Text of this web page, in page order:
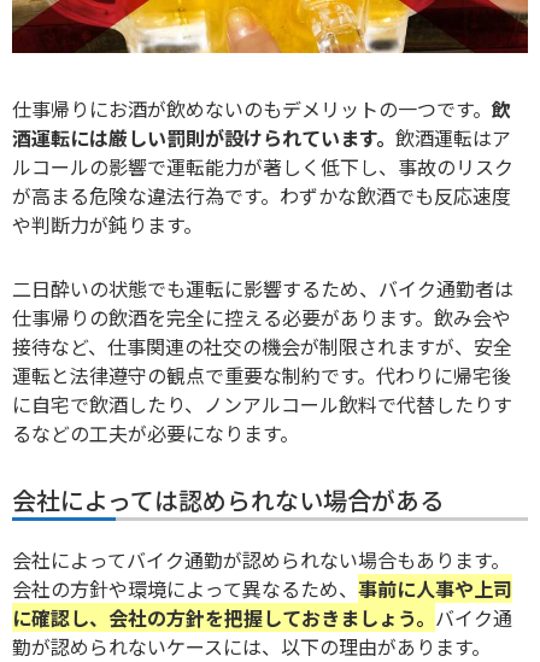
仕事帰りにお酒が飲めないのもデメリットの一つです。 飲
酒運転には厳しい罰則が設けられています。 飲酒運転はア
ルコールの影響で運転能力が著しく低下し、事故のリスク
が高まる危険な違法行為です。わずかな飲酒でも反応速度
や判断力が鈍ります。
二日酔いの状態でも運転に影響するため、バイク通勤者は
仕事帰りの飲酒を完全に控える必要があります。飲み会や
接待など、仕事関連の社交の機会が制限されますが、安全
運転と法律遵守の観点で重要な制約です。 代わりに帰宅後
に自宅で飲酒したり、ノンアルコール飲料で代替したりす
るなどの工夫が必要になります。
会社によっては認められない場合がある
会社によってバイク通勤が認められない場合もあります。
会社の方針や環境によって異なるため、 事前に人事や上司
に確認し、会社の方針を把握しておきましょう。 バイク通
勤が認められないケースには、以下の理由があります。